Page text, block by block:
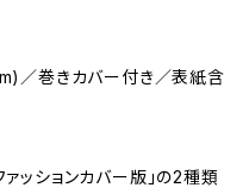
／巻きカバー付き／表紙含
ァッションカバー版」の2種類